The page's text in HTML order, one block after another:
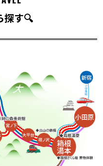
探す🔍